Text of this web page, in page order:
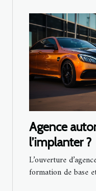
Agence
l’implanter ?
L’ouverture
formation de base